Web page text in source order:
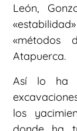
León,
«métodos
Atapuerca.
Así lo ha
los